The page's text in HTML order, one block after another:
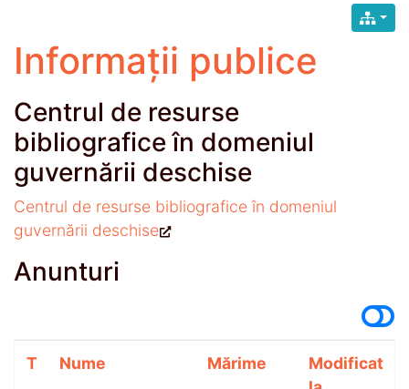
Informații publice
Centrul de resurse
bibliografice în domeniul
guvernării deschise
Centrul de resurse bibliografice în domeniul
guvernării deschise
Anunturi
T Nume Mărime
Modificat